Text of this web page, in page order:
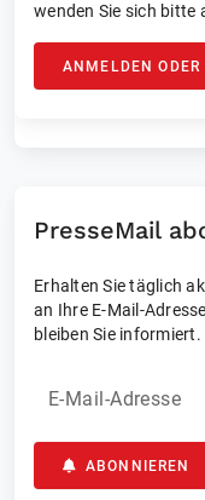
wenden Sie sich bitte
ANMELDEN ODER
PresseMail
Erhalten Sie täglich
an Ihre E-Mail-
bleiben Sie informiert.
E-Mail-Adresse
ABONNIEREN